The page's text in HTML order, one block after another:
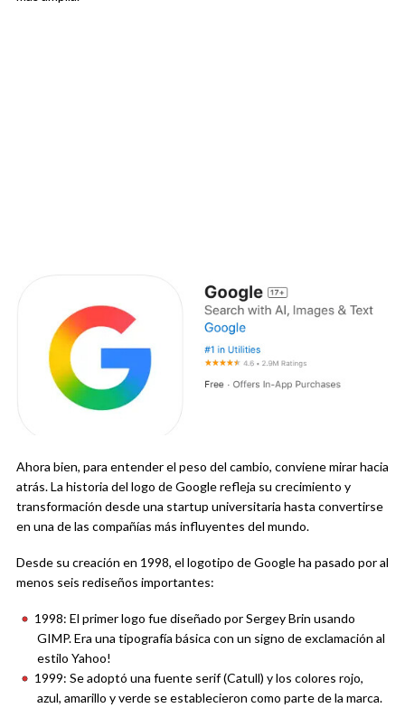
Ahora bien, para entender el peso del cambio, conviene mirar hacia
atrás. La historia del logo de Google refleja su crecimiento y
transformación desde una startup universitaria hasta convertirse
en una de las compañías más influyentes del mundo.
Desde su creación en 1998, el logotipo de Google ha pasado por al
menos seis rediseños importantes:
1998: El primer logo fue diseñado por Sergey Brin usando
GIMP. Era una tipografía básica con un signo de exclamación al
estilo Yahoo!
1999: Se adoptó una fuente serif (Catull) y los colores rojo,
azul, amarillo y verde se establecieron como parte de la marca.